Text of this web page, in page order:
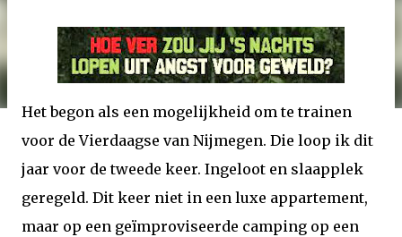
Het begon als een mogelijkheid om te trainen
voor de Vierdaagse van Nijmegen. Die loop ik dit
jaar voor de tweede keer. Ingeloot en slaapplek
geregeld. Dit keer niet in een luxe appartement,
maar op een geïmproviseerde camping op een